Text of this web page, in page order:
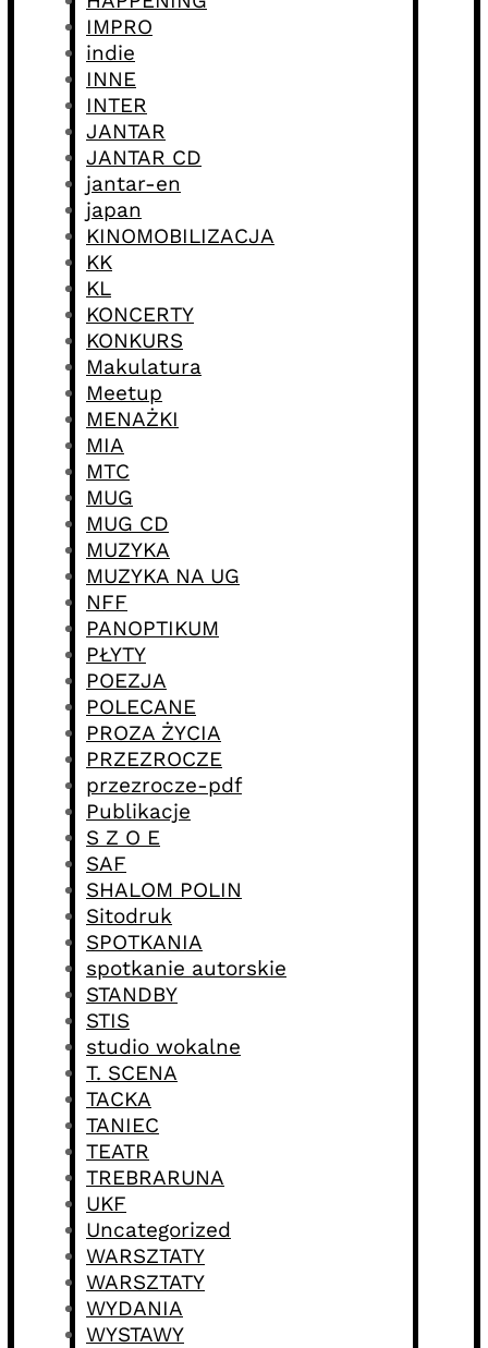
IMPRO
indie
INNE
INTER
JANTAR
JANTAR CD
jantar-en
japan
KINOMOBILIZACJA
KK
KL
KONCERTY
KONKURS
Makulatura
Meetup
MENAŻKI
MIA
MTC
MUG
MUG CD
MUZYKA
MUZYKA NA UG
NFF
PANOPTIKUM
PŁYTY
POEZJA
POLECANE
PROZA ŻYCIA
PRZEZROCZE
przezrocze-pdf
Publikacje
S Z O E
SAF
SHALOM POLIN
Sitodruk
SPOTKANIA
spotkanie autorskie
STANDBY
STIS
studio wokalne
T. SCENA
TACKA
TANIEC
TEATR
TREBRARUNA
UKF
Uncategorized
WARSZTATY
WARSZTATY
WYDANIA
WYSTAWY